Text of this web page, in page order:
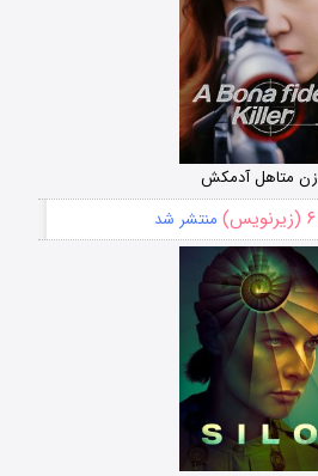
زن متاهل آدمکش
۶ (زیرنویس) منتشر شد